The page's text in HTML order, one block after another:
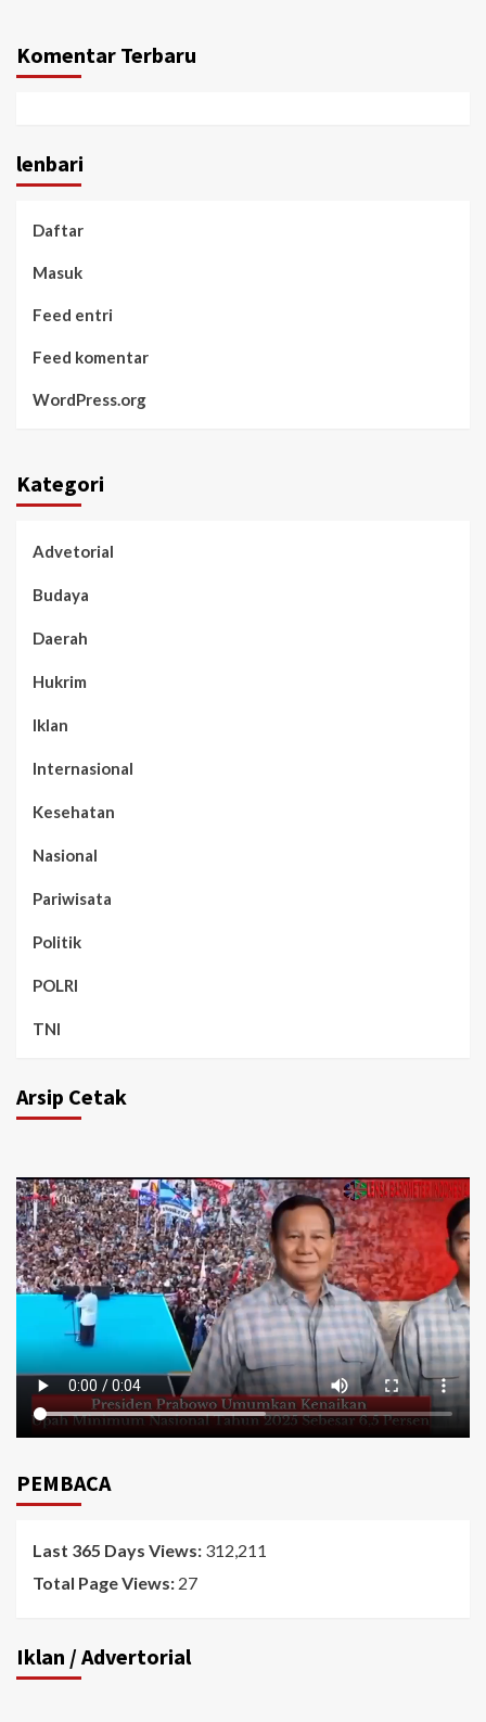
Komentar Terbaru
lenbari
Daftar
Masuk
Feed entri
Feed komentar
WordPress.org
Kategori
Advetorial
Budaya
Daerah
Hukrim
Iklan
Internasional
Kesehatan
Nasional
Pariwisata
Politik
POLRI
TNI
Arsip Cetak
PEMBACA
Last 365 Days Views: 312,211
Total Page Views: 27
Iklan / Advertorial